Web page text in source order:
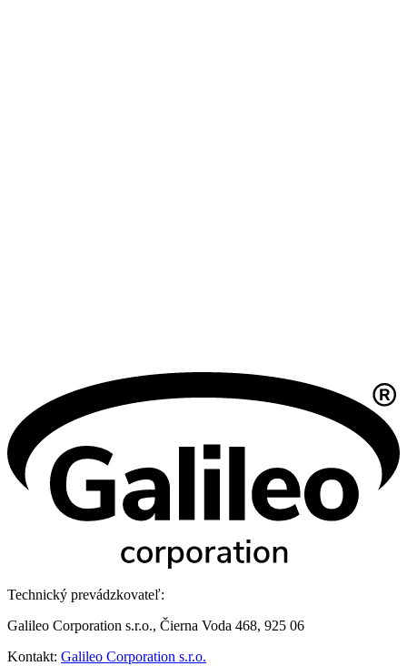
Technický prevádzkovateľ:
Galileo Corporation s.r.o., Čierna Voda 468, 925 06
Kontakt: Galileo Corporation s.r.o.